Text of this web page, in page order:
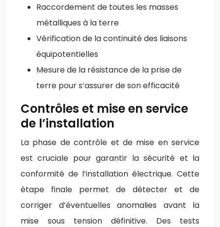
Raccordement de toutes les masses
métalliques à la terre
Vérification de la continuité des liaisons
équipotentielles
Mesure de la résistance de la prise de
terre pour s’assurer de son efficacité
Contrôles et mise en service
de l’installation
La phase de contrôle et de mise en service
est cruciale pour garantir la sécurité et la
conformité de l’installation électrique. Cette
étape finale permet de détecter et de
corriger d’éventuelles anomalies avant la
mise sous tension définitive. Des tests